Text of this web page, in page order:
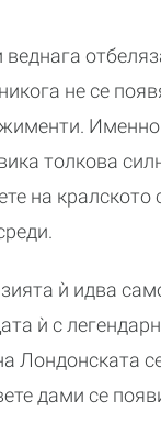
не се
толкова
на кралското
ѝ идва
ѝ с
Лондонската
дами се